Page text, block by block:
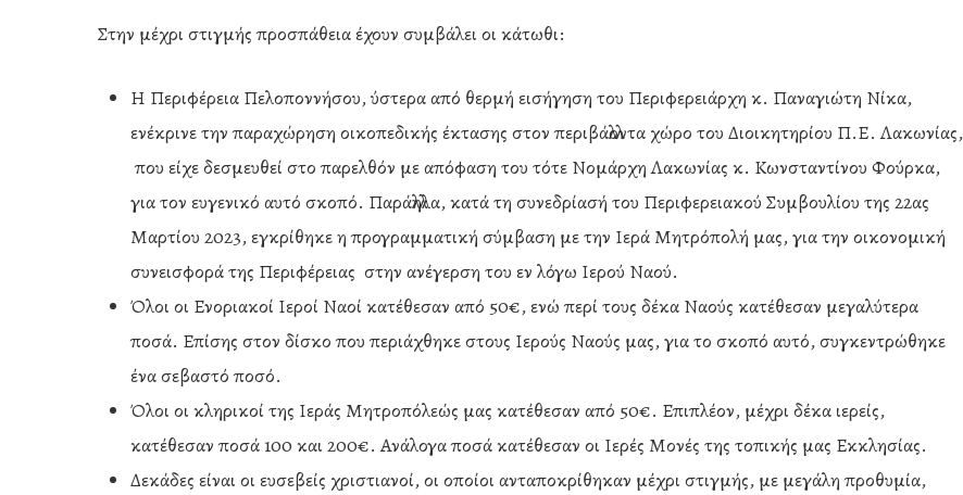
Στην μέχρι στιγμής προσπάθεια έχουν συμβάλει οι κάτωθι:
Η Περιφέρεια Πελοποννήσου, ύστερα από θερμή εισήγηση του Περιφερειάρχη κ. Παναγιώτη Νίκα,
ενέκρινε την παραχώρηση οικοπεδικής έκτασης στον περιβάλλοντα χώρο του Διοικητηρίου Π.Ε. Λακωνίας,
που είχε δεσμευθεί στο παρελθόν με απόφαση του τότε Νομάρχη Λακωνίας κ. Κωνσταντίνου Φούρκα,
για τον ευγενικό αυτό σκοπό. Παράλληλα, κατά τη συνεδρίασή του Περιφερειακού Συμβουλίου της 22ας
Μαρτίου 2023, εγκρίθηκε η προγραμματική σύμβαση με την Ιερά Μητρόπολή μας, για την οικονομική
συνεισφορά της Περιφέρειας στην ανέγερση του εν λόγω Ιερού Ναού.
Όλοι οι Ενοριακοί Ιεροί Ναοί κατέθεσαν από 50€, ενώ περί τους δέκα Ναούς κατέθεσαν μεγαλύτερα
ποσά. Επίσης στον δίσκο που περιάχθηκε στους Ιερούς Ναούς μας, για το σκοπό αυτό, συγκεντρώθηκε
ένα σεβαστό ποσό.
Όλοι οι κληρικοί της Ιεράς Μητροπόλεώς μας κατέθεσαν από 50€. Επιπλέον, μέχρι δέκα ιερείς,
κατέθεσαν ποσά 100 και 200€. Ανάλογα ποσά κατέθεσαν οι Ιερές Μονές της τοπικής μας Εκκλησίας.
Δεκάδες είναι οι ευσεβείς χριστιανοί, οι οποίοι ανταποκρίθηκαν μέχρι στιγμής, με μεγάλη προθυμία,